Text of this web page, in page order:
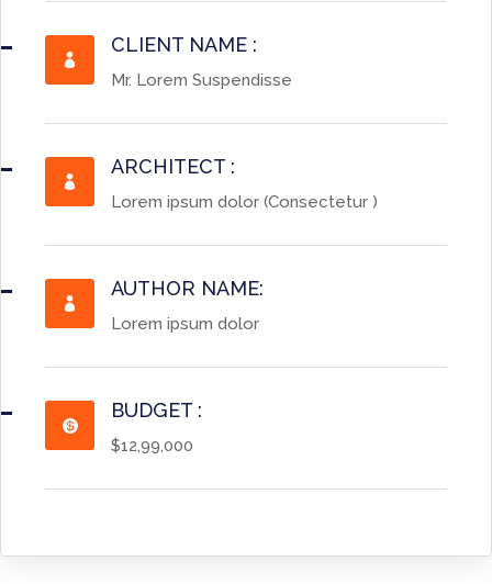

CLIENT NAME :
Mr. Lorem Suspendisse

ARCHITECT :
Lorem ipsum dolor (Consectetur )

AUTHOR NAME:
Lorem ipsum dolor

BUDGET :
$12,99,000